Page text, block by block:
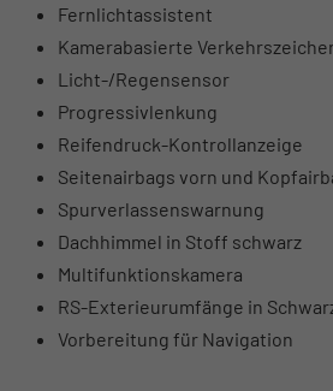
Fernlichtassistent
Kamerabasierte
Licht-/Regensensor
Progressivlenkung
Reifendruck-Kontrollanzeige
Seitenairbags vorn und
Spurverlassenswarnung
Dachhimmel in Stoff schwarz
Multifunktionskamera
RS-Exterieurumfänge in
Vorbereitung für Navigation